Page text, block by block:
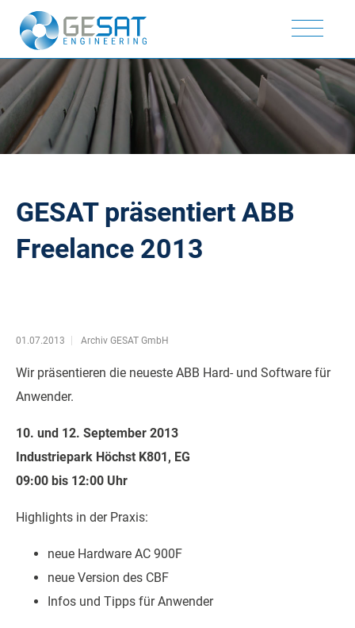
GESAT präsentiert ABB
Freelance 2013
01.07.2013 Archiv GESAT GmbH
Wir präsentieren die neueste ABB Hard- und Software für
Anwender.
10. und 12. September 2013
Industriepark Höchst K801, EG
09:00 bis 12:00 Uhr
Highlights in der Praxis:
neue Hardware AC 900F
neue Version des CBF
Infos und Tipps für Anwender